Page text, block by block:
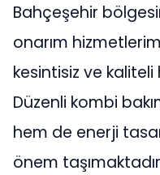
Bahçeşehir
onarım
kesintisiz ve
Düzenli kombi
hem de enerji
önem